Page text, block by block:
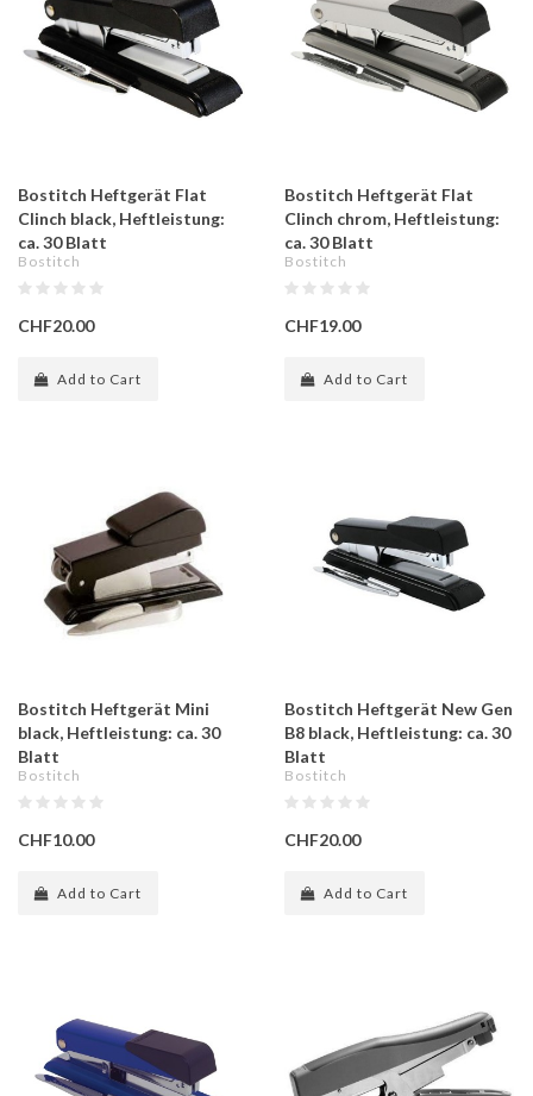
Bostitch Heftgerät Flat
Clinch black, Heftleistung:
ca. 30 Blatt
Bostitch
CHF20.00
Add to Cart
Bostitch Heftgerät Flat
Clinch chrom, Heftleistung:
ca. 30 Blatt
Bostitch
CHF19.00
Add to Cart
Bostitch Heftgerät Mini
black, Heftleistung: ca. 30
Blatt
Bostitch
CHF10.00
Add to Cart
Bostitch Heftgerät New Gen
B8 black, Heftleistung: ca. 30
Blatt
Bostitch
CHF20.00
Add to Cart